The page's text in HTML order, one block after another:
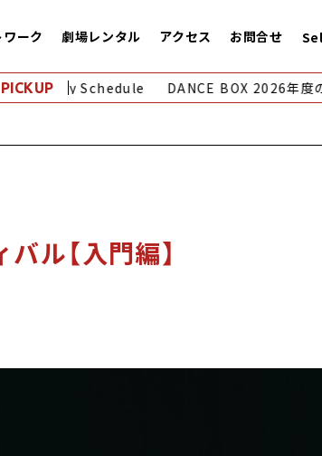
ーク 劇場レンタル アクセス お問合せ
PICKUP
Monthly Schedule DANCE BOX 2026年度の
ル【入門編】